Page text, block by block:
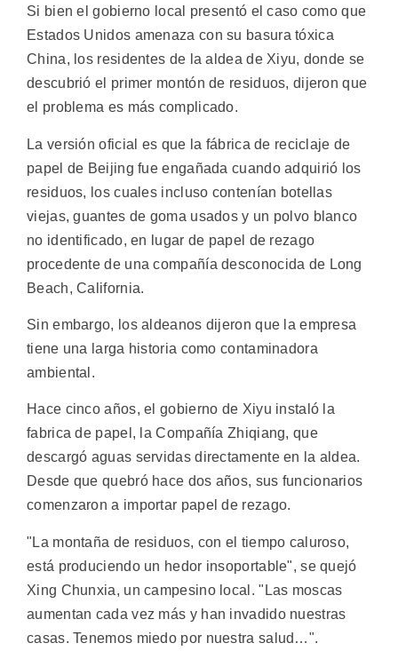
Si bien el gobierno local presentó el caso como que
Estados Unidos amenaza con su basura tóxica
China, los residentes de la aldea de Xiyu, donde se
descubrió el primer montón de residuos, dijeron que
el problema es más complicado.
La versión oficial es que la fábrica de reciclaje de
papel de Beijing fue engañada cuando adquirió los
residuos, los cuales incluso contenían botellas
viejas, guantes de goma usados y un polvo blanco
no identificado, en lugar de papel de rezago
procedente de una compañía desconocida de Long
Beach, California.
Sin embargo, los aldeanos dijeron que la empresa
tiene una larga historia como contaminadora
ambiental.
Hace cinco años, el gobierno de Xiyu instaló la
fabrica de papel, la Compañía Zhiqiang, que
descargó aguas servidas directamente en la aldea.
Desde que quebró hace dos años, sus funcionarios
comenzaron a importar papel de rezago.
"La montaña de residuos, con el tiempo caluroso,
está produciendo un hedor insoportable", se quejó
Xing Chunxia, un campesino local. "Las moscas
aumentan cada vez más y han invadido nuestras
casas. Tenemos miedo por nuestra salud…".